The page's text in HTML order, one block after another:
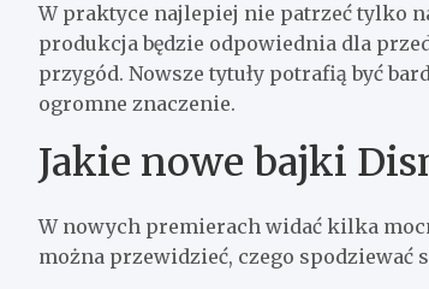
W praktyce najlepiej nie patrzeć tylko
produkcja będzie odpowiednia dla
przygód. Nowsze tytuły potrafią być
ogromne znaczenie.
Jakie nowe bajki
W nowych premierach widać kilka
można przewidzieć, czego spodziewać